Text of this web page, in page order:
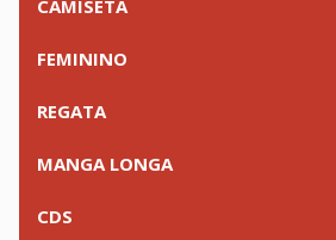
CAMISETA
FEMININO
REGATA
MANGA LONGA
CDS